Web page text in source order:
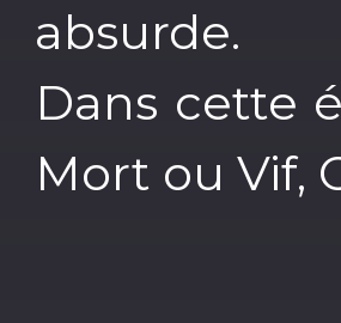
absurde.
Dans cette
Mort ou Vif,